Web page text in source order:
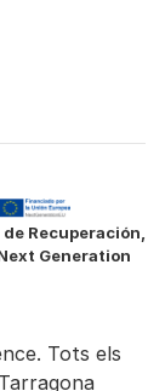
Recuperación,
Generation
Tots els